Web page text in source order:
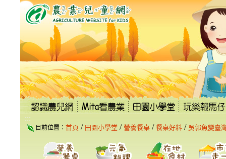
到
要
內
容
區
塊
:::
目前位置： 首頁 / 田園小學堂 / 營養餐桌 / 餐桌好料 / 吳郭魚變